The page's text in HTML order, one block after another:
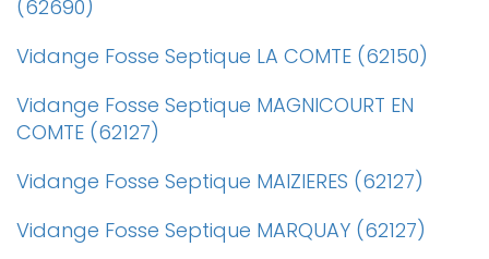
(62690)
Vidange Fosse Septique LA COMTE (62150)
Vidange Fosse Septique MAGNICOURT EN
COMTE (62127)
Vidange Fosse Septique MAIZIERES (62127)
Vidange Fosse Septique MARQUAY (62127)